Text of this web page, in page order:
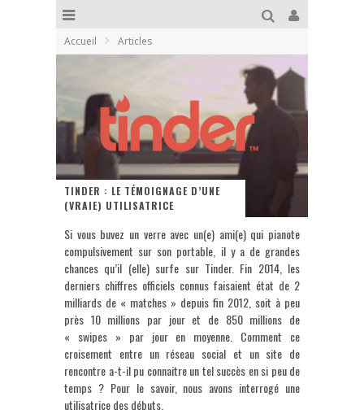
Accueil Articles
TINDER : LE TÉMOIGNAGE D’UNE
(VRAIE) UTILISATRICE
Si vous buvez un verre avec un(e) ami(e) qui pianote
compulsivement sur son portable, il y a de grandes
chances qu’il (elle) surfe sur Tinder. Fin 2014, les
derniers chiffres officiels connus faisaient état de 2
milliards de « matches » depuis fin 2012, soit à peu
près 10 millions par jour et de 850 millions de
« swipes » par jour en moyenne. Comment ce
croisement entre un réseau social et un site de
rencontre a-t-il pu connaitre un tel succès en si peu de
temps ? Pour le savoir, nous avons interrogé une
utilisatrice des débuts.